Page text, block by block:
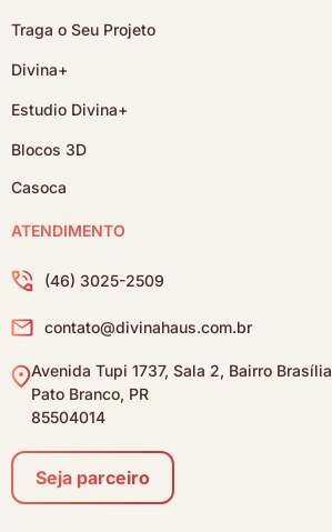
Traga o Seu Projeto
Divina+
Estudio Divina+
Blocos 3D
Casoca
ATENDIMENTO
(46) 3025-2509
contato@divinahaus.com.br
Avenida Tupi 1737, Sala 2, Bairro Brasília
Pato Branco, PR
85504014
Seja parceiro